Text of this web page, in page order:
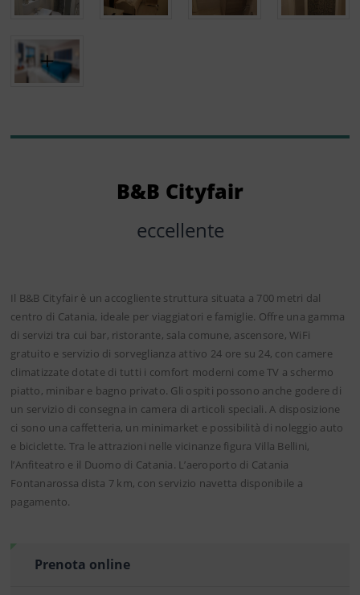
B&b Cityfair
eccellente
Il B&B Cityfair è un accogliente struttura situata a 700 metri dal
centro di Catania, ideale per viaggiatori e famiglie. Offre una gamma
di servizi tra cui bar, ristorante, sala comune, ascensore, WiFi
gratuito e servizio di sorveglianza attivo 24 ore su 24, con camere
climatizzate dotate di tutti i comfort moderni come TV a schermo
piatto, minibar e bagno privato. Gli ospiti possono anche godere di
un servizio di consegna in camera di articoli speciali. A disposizione
ci sono una caffetteria, un minimarket e possibilità di noleggio auto
e biciclette. Tra le attrazioni nelle vicinanze figura Villa Bellini,
l’Anfiteatro e il Duomo di Catania. L’aeroporto di Catania
Fontanarossa dista 7 km, con servizio navetta disponibile a
pagamento.
Prenota online